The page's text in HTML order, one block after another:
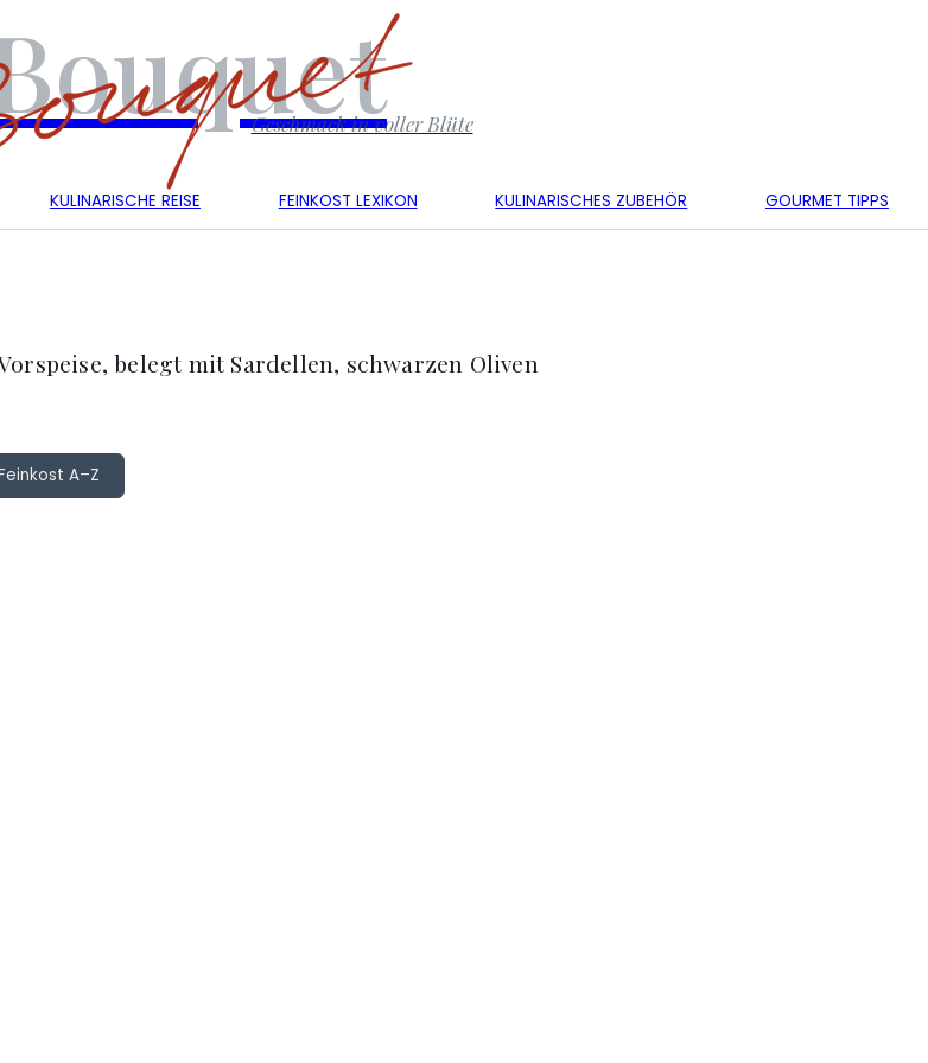
Geschmack in voller Blüte
KULINARISCHE REISE FEINKOST LEXIKON KULINARISCHES ZUBEHÖR GOURMET TIPPS
belegt mit Sardellen, schwarzen Oliven
A–Z